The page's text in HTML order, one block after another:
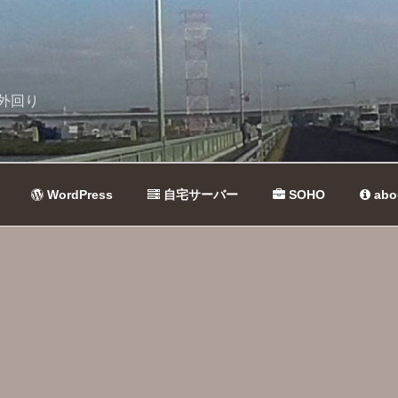
回り
WordPress 自宅サーバー SOHO